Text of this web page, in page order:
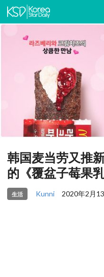
韩国麦当劳又推
的《覆盆子莓果
生活 Kunni 2020年2月